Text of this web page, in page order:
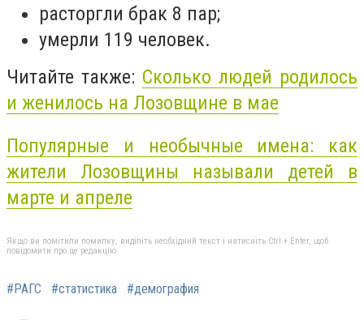
расторгли брак 8 пар;
умерли 119 человек.
Читайте также: Сколько людей родилось
и женилось на Лозовщине в мае
Популярные и необычные имена: как
жители Лозовщины называли детей в
марте и апреле
Якщо ви помітили помилку, виділіть необхідний текст і натисніть Ctrl + Enter, щоб
повідомити про це редакцію
#РАГС #статистика #демография